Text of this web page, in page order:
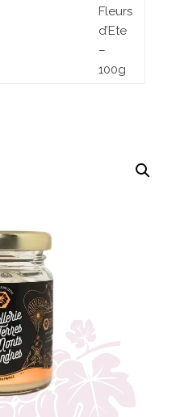
Fleurs
d’Ete
–
100g